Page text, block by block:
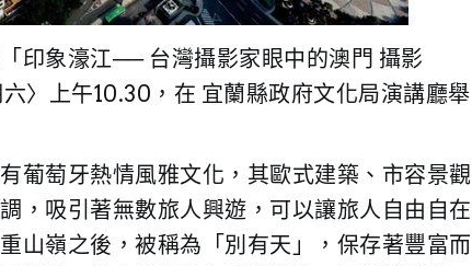
印象濠江── 台灣攝影家眼中的澳門 攝影
〉上午10.30，在 宜蘭縣政府文化局演講廳舉
葡萄牙熱情風雅文化，其歐式建築、市容景觀
，吸引著無數旅人興遊，可以讓旅人自由自在
山嶺之後，被稱為「別有天」，保存著豐富而